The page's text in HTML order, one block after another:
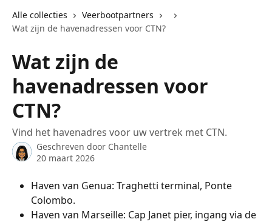
Alle collecties
Veerbootpartners
Wat zijn de havenadressen voor CTN?
Wat zijn de
havenadressen voor
CTN?
Vind het havenadres voor uw vertrek met CTN.
Geschreven door Chantelle
20 maart 2026
Haven van Genua: Traghetti terminal, Ponte
Colombo.
Haven van Marseille: Cap Janet pier, ingang via de